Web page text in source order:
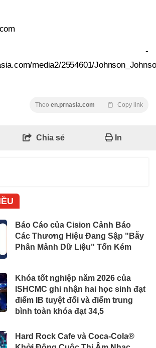
-
media2/2554601/
Theo en.prnasia.com Copy link
Chia sẻ In
Báo Cáo của Cision Cảnh Báo
Các Thương Hiệu Đang Sập "Bẫy
Phân Mảnh Dữ Liệu" Tốn Kém
Khóa tốt nghiệp năm 2026 của
ISHCMC ghi nhận hai học sinh đạt
điểm IB tuyệt đối và điểm trung
bình toàn khóa đạt 34,5
Hard Rock Cafe và Coca-Cola®